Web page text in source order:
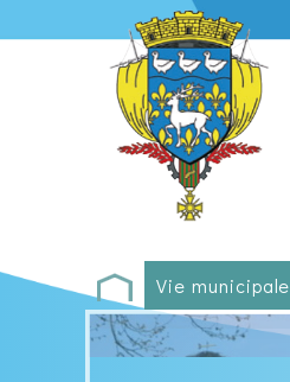
Vie municipale